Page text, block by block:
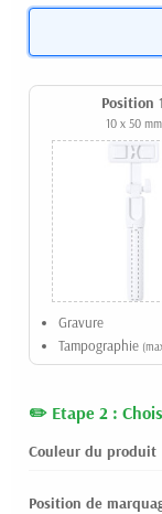
Position
10 x 50 mm
Gravure
Tampographie
Etape 2 :
Couleur du produit
Position de